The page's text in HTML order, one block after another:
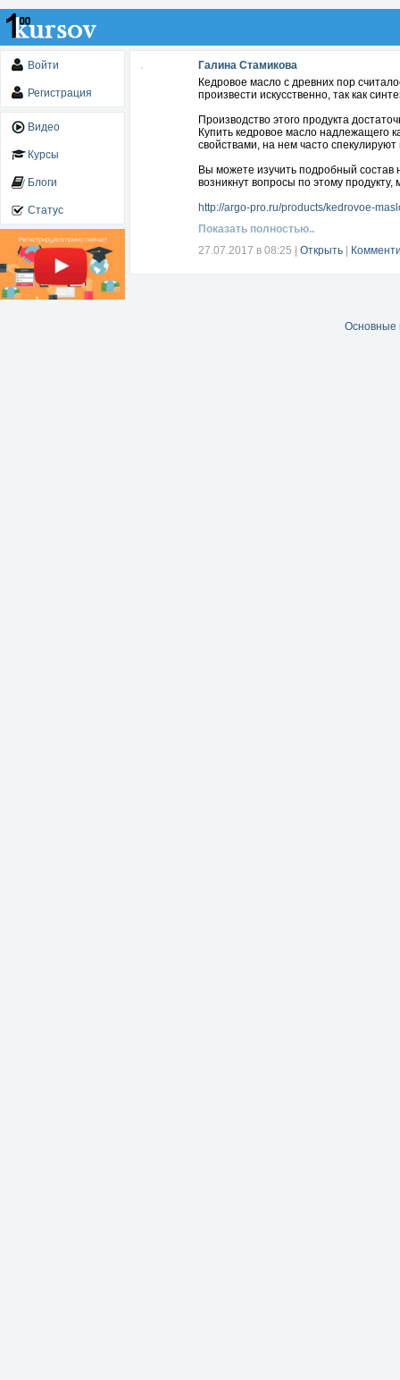
Войти
Регистрация
Видео
Курсы
Блоги
Статус
Галина Стамикова
Кедровое масло с древних пор
произвести искусственно, так как
Производство этого продукта
Купить кедровое масло надлежащего
свойствами, на нем часто
Вы можете изучить подробный состав
возникнут вопросы по этому
http://argo-pro.ru/products/kedrovoe-
Показать полностью..
27.07.2017 в 08:25
Открыть
Основные